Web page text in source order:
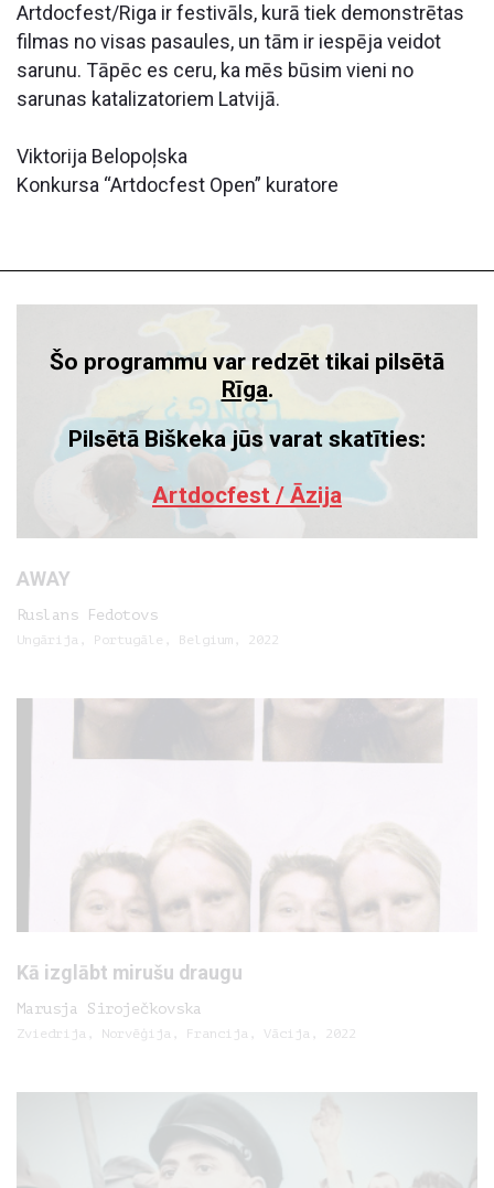
Artdocfest/Riga ir festivāls, kurā tiek demonstrētas
filmas no visas pasaules, un tām ir iespēja veidot
sarunu. Tāpēc es ceru, ka mēs būsim vieni no
sarunas katalizatoriem Latvijā.
Viktorija Belopoļska
Konkursa “Artdocfest Open” kuratore
AWAY
Ruslans Fedotovs
Ungārija, Portugāle, Belgium, 2022
Kā izglābt mirušu draugu
Marusja Siroječkovska
Zviedrija, Norvēģija, Francija, Vācija, 2022
Šo programmu var redzēt tikai pilsētā
Rīga.
Pilsētā Biškeka jūs varat skatīties:
Artdocfest / Āzija